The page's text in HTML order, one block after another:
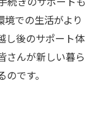
での生活がより
し後のサポート体
さんが新しい暮ら
です。